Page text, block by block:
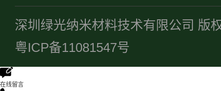
深圳绿光纳米材料技术有限公司 版
粤ICP备11081547号
在线留言